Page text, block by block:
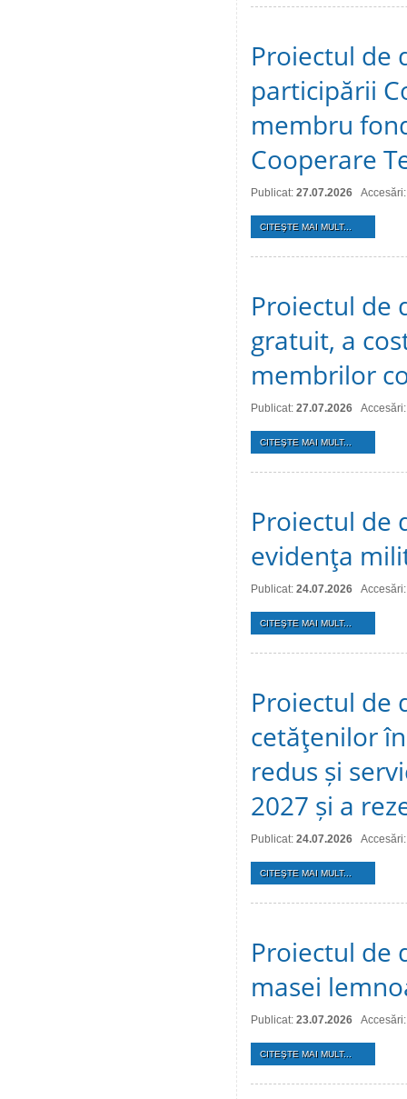
Proiectul de
participării
membru
Cooperare
Publicat: 27.07.2026
CITEŞTE MAI MULT...
Proiectul de
gratuit, a
membrilor
Publicat: 27.07.2026
CITEŞTE MAI MULT...
Proiectul de
evidenţa
Publicat: 24.07.2026
CITEŞTE MAI MULT...
Proiectul de
cetăţenilor
redus și
2027 și a
Publicat: 24.07.2026
CITEŞTE MAI MULT...
Proiectul de
masei
Publicat: 23.07.2026
CITEŞTE MAI MULT...